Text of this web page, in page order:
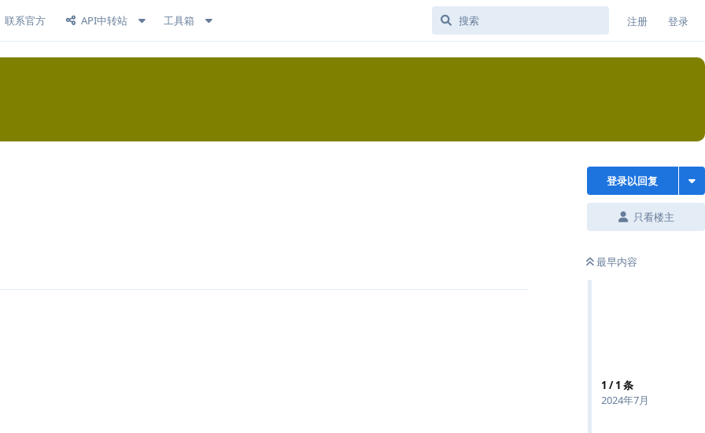
联系官方 API中转站 工具箱 注册 登录
登录以回复
只看楼主
最早内容
1 /1 条
2024年7月